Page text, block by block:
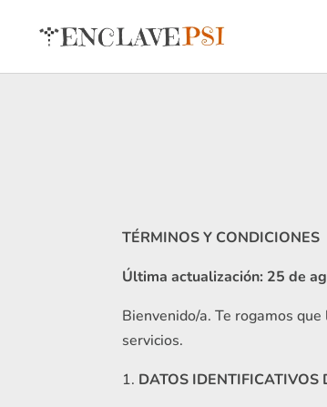
TÉRMINOS Y CONDICIONES
Última actualización: 25 de
Bienvenido/a. Te rogamos
servicios.
DATOS IDENTIFICATIVOS